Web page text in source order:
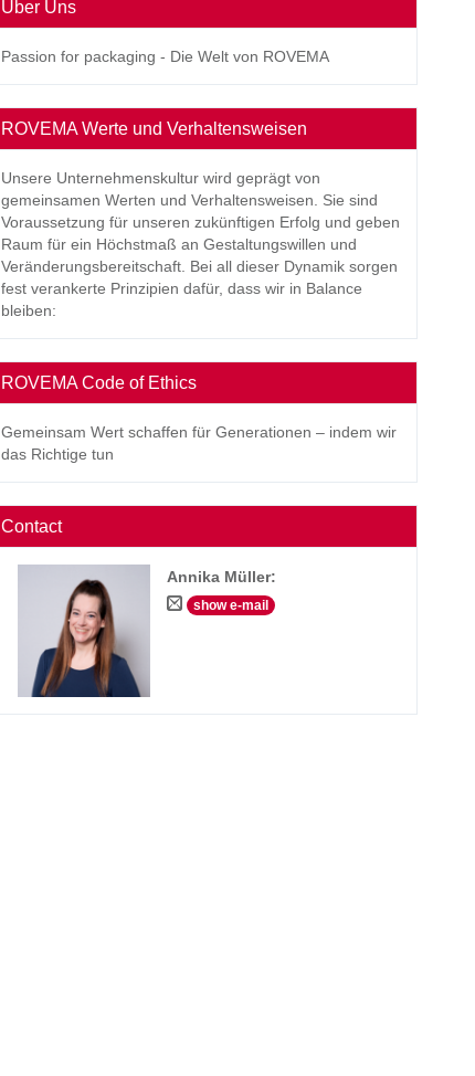
Über Uns
Passion for packaging - Die Welt von ROVEMA
ROVEMA Werte und Verhaltensweisen
Unsere Unternehmenskultur wird geprägt von
gemeinsamen Werten und Verhaltensweisen. Sie sind
Voraussetzung für unseren zukünftigen Erfolg und geben
Raum für ein Höchstmaß an Gestaltungswillen und
Veränderungsbereitschaft. Bei all dieser Dynamik sorgen
fest verankerte Prinzipien dafür, dass wir in Balance
bleiben:
ROVEMA Code of Ethics
Gemeinsam Wert schaffen für Generationen – indem wir
das Richtige tun
Contact
Annika Müller:
show e-mail